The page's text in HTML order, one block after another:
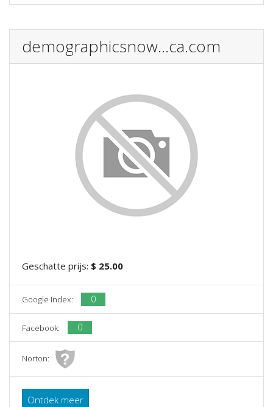
demographicsnow...ca.com
Geschatte prijs: $ 25.00
Google Index: 0
Facebook: 0
Norton:
Ontdek meer